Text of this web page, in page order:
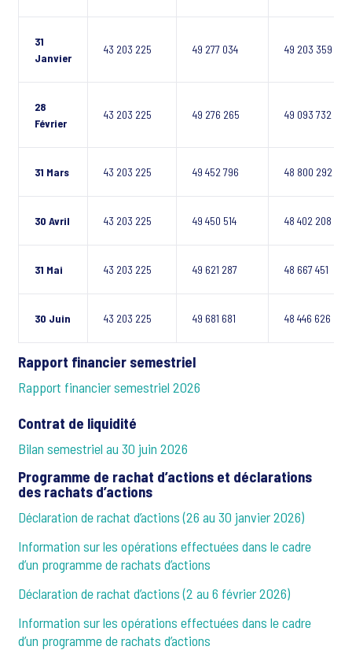
31
Janvier
43 203 225 49 277 034 49 203 359
28
Février
43 203 225 49 276 265 49 093 732
31 Mars 43 203 225 49 452 796 48 800 292
30 Avril 43 203 225 49 450 514 48 402 208
31 Mai 43 203 225 49 621 287 48 667 451
30 Juin 43 203 225 49 681 681 48 446 626
Rapport financier semestriel
Rapport financier semestriel 2026
Contrat de liquidité
Bilan semestriel au 30 juin 2026
Programme de rachat d’actions et déclarations
des rachats d’actions
Déclaration de rachat d’actions (26 au 30 janvier 2026)
Information sur les opérations effectuées dans le cadre
d’un programme de rachats d’actions
Déclaration de rachat d’actions (2 au 6 février 2026)
Information sur les opérations effectuées dans le cadre
d’un programme de rachats d’actions